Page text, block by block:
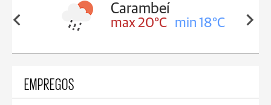
18°C
Carambeí
max 20°C min 18°C
EMPREGOS